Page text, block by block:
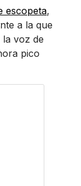
escopeta,
a la que
la voz de
pico